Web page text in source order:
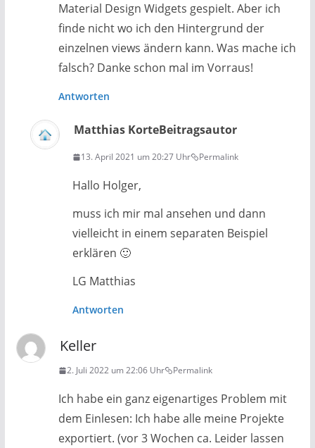
Material Design Widgets gespielt. Aber ich
finde nicht wo ich den Hintergrund der
einzelnen views ändern kann. Was mache ich
falsch? Danke schon mal im Vorraus!
Antworten
Matthias KorteBeitragsautor
13. April 2021 um 20:27 Uhr Permalink
Hallo Holger,
muss ich mir mal ansehen und dann
vielleicht in einem separaten Beispiel
erklären 🙂
LG Matthias
Antworten
Keller
2. Juli 2022 um 22:06 Uhr Permalink
Ich habe ein ganz eigenartiges Problem mit
dem Einlesen: Ich habe alle meine Projekte
exportiert. (vor 3 Wochen ca. Leider lassen